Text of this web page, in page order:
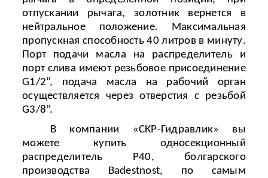
отпускании рычага, золотник вернется в
нейтральное положение. Максимальная
пропускная способность 40 литров в минуту.
Порт подачи масла на распределитель и
порт слива имеют резьбовое присоединение
G1/2”, подача масла на рабочий орган
осуществляется через отверстия с резьбой
G3/8”.
В компании «СКР-Гидравлик» вы
можете купить односекционный
распределитель Р40,болгарского
производства Badestnost, по самым